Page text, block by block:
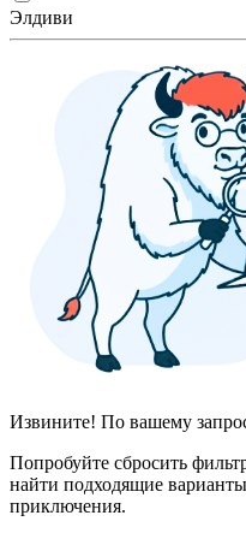
Элдиви
Извините! По вашему
Попробуйте сбросить
найти подходящие
приключения.